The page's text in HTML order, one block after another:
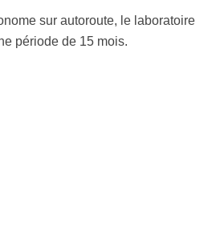
sur autoroute, le laboratoire
période de 15 mois.